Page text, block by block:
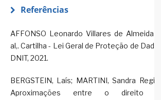
Referências
AFFONSO Leonardo Villares de Almeida et
al,. Cartilha - Lei Geral de Proteção de Dados.
DNIT, 2021.
BERGSTEIN, Laís; MARTINI, Sandra Regina.
Aproximações entre o direito ao